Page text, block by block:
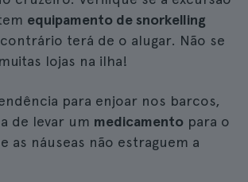
equipamento de snorkelling
terá de o alugar. Não se
lojas na ilha!
para enjoar nos barcos,
de levar um medicamento para o
as náuseas não estraguem a